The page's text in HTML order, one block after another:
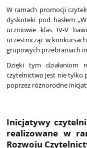
W ramach promocji
dyskoteki pod hasłem
uczniowie klas IV-V
uczestnicząc w
grupowych przebraniach
Dzięki tym działaniom
czytelnictwo jest nie tylko
poprzez różnorodne
Inicjatywy
realizowane w
Rozwoju